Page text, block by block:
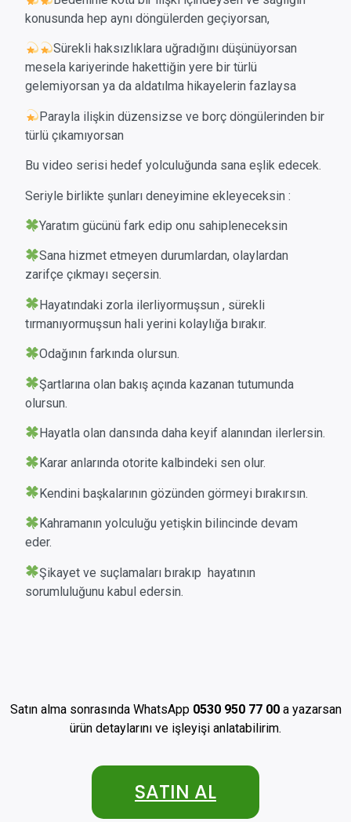
konusunda hep aynı döngülerden geçiyorsan,
Sürekli haksızlıklara uğradığını düşünüyorsan
mesela kariyerinde hakettiğin yere bir türlü
gelemiyorsan ya da a ldatılma hikayelerin fazlaysa
Parayla ilişkin düzensizse veborç döngülerinden bir
türlü çıkamıyorsan
Bu video serisi hedef yolculuğunda sana eşlik edecek.
Seriyle birlikte şunları deneyimine ekleyeceksin :
Yaratım gücünü fark edip onu sahipleneceksin
Sana hizmet etmeyen durumlardan, olaylardan
zarifçe çıkmayı seçersin.
Hayatındaki zorla ilerliyormuşsun , sürekli
tırmanıyormuşsun hali yerini kolaylığa bırakır.
Odağının farkında olursun.
Şartlarına olan bakış açında kazanan tutumunda
olursun.
Hayatla olan dansında daha keyif alanından ilerlersin.
Karar anlarında otorite kalbindeki sen olur.
Kendini başkalarının gözünden görmeyi bırakırsın.
Kahramanın yolculuğu yetişkin bilincinde devam
eder.
Şikayet ve suçlamaları bırakıp hayatının
sorumluluğunu kabul edersin.
Satın alma sonrasında WhatsApp 0530 950 77 00a yazarsan
ürün detaylarını ve işleyişi anlatabilirim.
SATIN AL